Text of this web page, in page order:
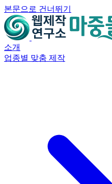
본문으로 건너뛰기
소개
업종별 맞춤 제작